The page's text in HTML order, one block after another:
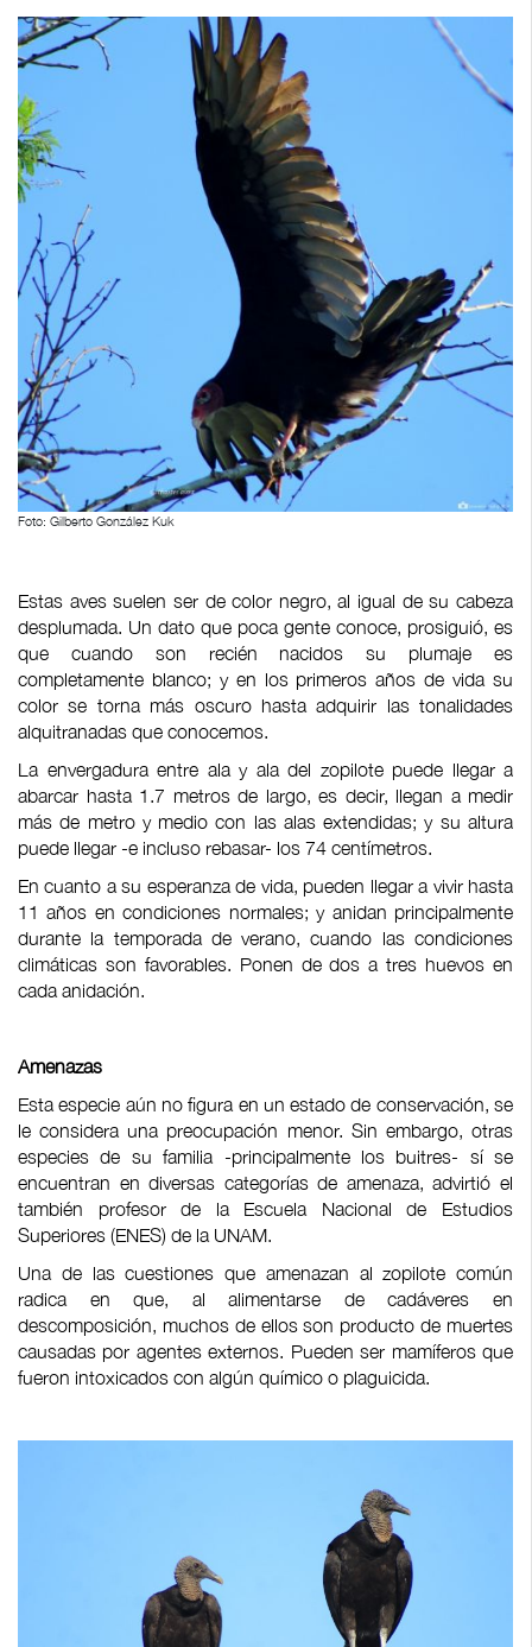
Foto: Gilberto González Kuk
Estas aves suelen ser de color negro, al igual de su cabeza
desplumada. Un dato que poca gente conoce, prosiguió, es
que cuando son recién nacidos su plumaje es
completamente blanco; y en los primeros años de vida su
color se torna más oscuro hasta adquirir las tonalidades
alquitranadas que conocemos.
La envergadura entre ala y ala del zopilote puede llegar a
abarcar hasta 1.7 metros de largo, es decir, llegan a medir
más de metro y medio con las alas extendidas; y su altura
puede llegar -e incluso rebasar- los 74 centímetros.
En cuanto a su esperanza de vida, pueden llegar a vivir hasta
11 años en condiciones normales; y anidan principalmente
durante la temporada de verano, cuando las condiciones
climáticas son favorables. Ponen de dos a tres huevos en
cada anidación.
Amenazas
Esta especie aún no figura en un estado de conservación, se
le considera una preocupación menor. Sin embargo, otras
especies de su familia -principalmente los buitres- sí se
encuentran en diversas categorías de amenaza, advirtió el
también profesor de la Escuela Nacional de Estudios
Superiores (ENES) de la UNAM.
Una de las cuestiones que amenazan al zopilote común
radica en que, al alimentarse de cadáveres en
descomposición, muchos de ellos son producto de muertes
causadas por agentes externos. Pueden ser mamíferos que
fueron intoxicados con algún químico o plaguicida.